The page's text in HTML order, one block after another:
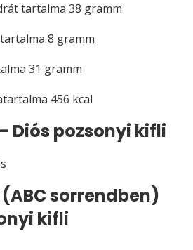
tartalma 38 gramm
8 gramm
31 gramm
456 kcal
Diós pozsonyi kifli
sorrendben)
kifli